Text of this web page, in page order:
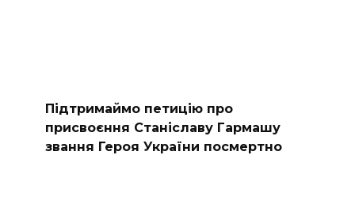
Підтримаймо петицію про
присвоєння Станіславу Гармашу
звання Героя України посмертно